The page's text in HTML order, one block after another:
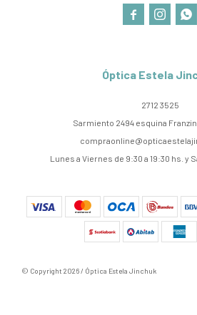
Óptica Estela
2712 3525
Sarmiento 2494 esquina
Lunes a Viernes de 9:30 a 19:30 hs. y
  
© Copyright 2026 / Óptica Estela Jinchuk